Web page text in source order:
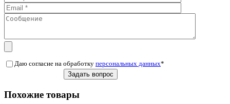
Даю согласие на обработку персональных данных*
Похожие товары